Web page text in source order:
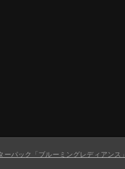
ーパック「ブルーミングレディアンス」